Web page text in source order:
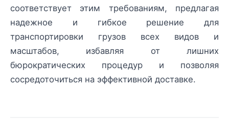
соответствует этим требованиям, предлагая
надежное и гибкое решение для
транспортировки грузов всех видов и
масштабов, избавляя от лишних
бюрократических процедур и позволяя
сосредоточиться на эффективной доставке.